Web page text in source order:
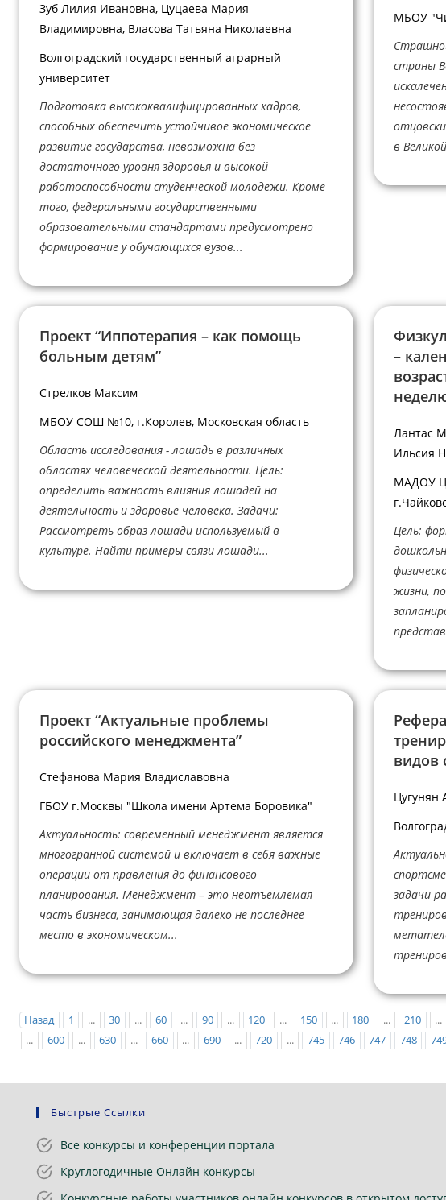
Зуб Лилия Ивановна, Цуцаева Мария
Владимировна, Власова Татьяна Николаевна
Волгоградский государственный аграрный
университет
Подготовка высококвалифицированных кадров,
способных обеспечить устойчивое экономическое
развитие государства, невозможна без
достаточного уровня здоровья и высокой
работоспособности студенческой молодежи. Кроме
того, федеральными государственными
образовательными стандартами предусмотрено
формирование у обучающихся вузов...
МБОУ
страны
в
Проект “Иппотерапия – как помощь
больным детям”
Стрелков Максим
МБОУ СОШ №10, г.Королев, Московская область
Область исследования - лошадь в различных
областях человеческой деятельности. Цель:
определить важность влияния лошадей на
деятельность и здоровье человека. Задачи:
Рассмотреть образ лошади используемый в
культуре. Найти примеры связи лошади...
–
Лантас
Ильсия
МАДОУ
Цель:
жизни,
Проект “Актуальные проблемы
российского менеджмента”
Стефанова Мария Владиславовна
ГБОУ г.Москвы "Школа имени Артема Боровика"
Актуальность: современный менеджмент является
многогранной системой и включает в себя важные
операции от правления до финансового
планирования. Менеджмент – это неотъемлемая
часть бизнеса, занимающая далеко не последнее
место в экономическом...
видов
Цугунян
задачи
Назад 1 ... 30 ... 60 ... 90 ... 120 ... 150 ... 180 ... 210 ...
...
600 ... 630 ... 660 ... 690 ... 720 ... 745 746 747 748
Быстрые Ссылки
Все конкурсы и конференции портала
Круглогодичные Онлайн конкурсы